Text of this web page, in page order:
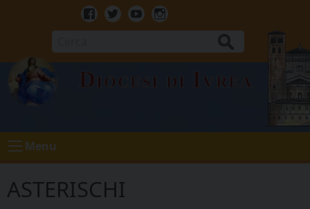
Facebook
TwitterYoutubeInstagram
Diocesi di Ivrea
Menu
ASTERISCHI